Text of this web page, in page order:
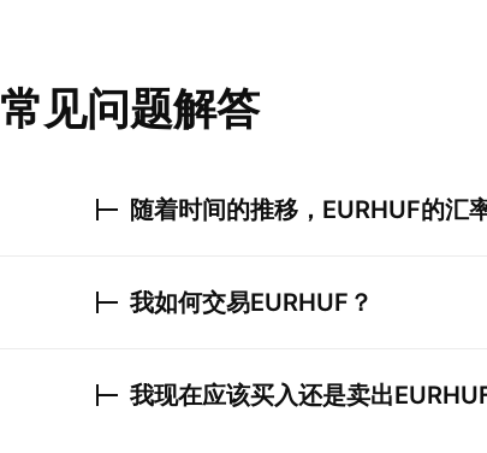
常见问题解答
随着时间的推移， EURHUF的汇
我如何交易EURHUF ？
我现在应该买入还是卖出